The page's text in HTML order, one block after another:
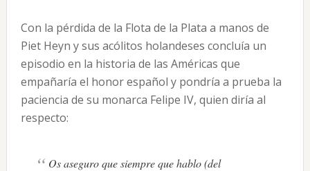
Con la pérdida de la Flota de la Plata a manos de
Piet Heyn y sus acólitos holandeses concluía un
episodio en la historia de las Américas que
empañaría el honor español y pondría a prueba la
paciencia de su monarca Felipe IV, quien diría al
respecto:
Os aseguro que siempre que hablo (del